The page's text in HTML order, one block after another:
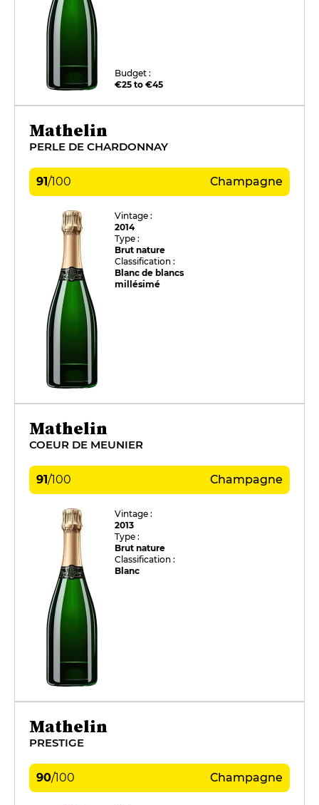
Budget :
€25 to €45
Mathelin
PERLE DE CHARDONNAY
91/100 Champagne
Vintage :
2014
Type :
Brut nature
Classification :
Blanc de blancs
millésimé
Mathelin
COEUR DE MEUNIER
91/100 Champagne
Vintage :
2013
Type :
Brut nature
Classification :
Blanc
Mathelin
PRESTIGE
90/100 Champagne